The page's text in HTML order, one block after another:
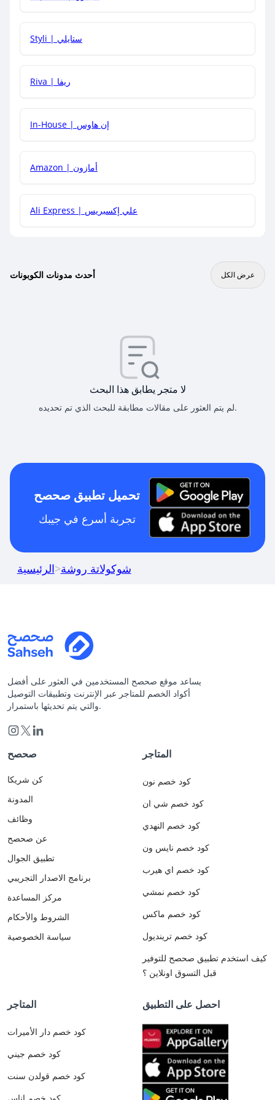
هل يمكنني جمع كود خصم مع العروض الأخرى؟
Styli | ستايلي
Riva | ريفا
In-House | إن هاوس
Amazon | أمازون
Ali Express | علي إكسبريس
أحدث مدونات الكوبونات عرض الكل
لا متجر يطابق هذا البحث
لم يتم العثور على مقالات مطابقة للبحث الذي تم تحديده.
تحميل تطبيق صحصح
تجربة أسرع في جيبك
الرئيسية>شوكولاتة روشة
يساعد موقع صحصح المستخدمين في العثور على أفضل
أكواد الخصم للمتاجر عبر الإنترنت وتطبيقات التوصيل
والتي يتم تحديثها باستمرار.
صحصح
كن شريكا
المدونة
وظائف
عن صحصح
تطبيق الجوال
برنامج الاصدار التجريبي
مركز المساعدة
الشروط والأحكام
سياسة الخصوصية
المتاجر
كود خصم نون
كود خصم شي ان
كود خصم النهدي
كود خصم نايس ون
كود خصم اي هيرب
كود خصم نمشي
كود خصم ماكس
كود خصم ترينديول
كيف استخدم تطبيق صحصح للتوفير
قبل التسوق اونلاين ؟
المتاجر
كود خصم دار الأميرات
كود خصم جيني
كود خصم قولدن سنت
احصل على التطبيق